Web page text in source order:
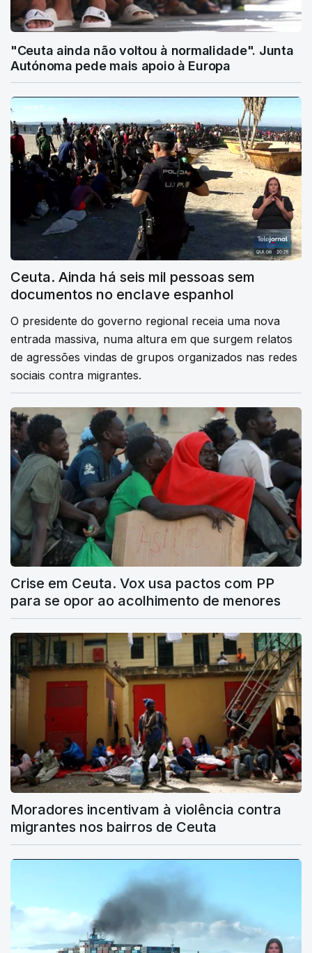
"Ceuta ainda não voltou à normalidade". Junta
Autónoma pede mais apoio à Europa
Ceuta. Ainda há seis mil pessoas sem
documentos no enclave espanhol
O presidente do governo regional receia uma nova
entrada massiva, numa altura em que surgem relatos
de agressões vindas de grupos organizados nas redes
sociais contra migrantes.
Crise em Ceuta. Vox usa pactos com PP
para se opor ao acolhimento de menores
Moradores incentivam à violência contra
migrantes nos bairros de Ceuta